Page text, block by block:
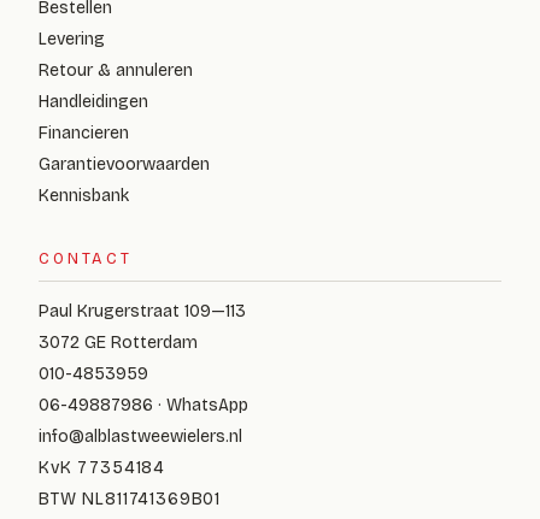
Bestellen
Levering
Retour & annuleren
Handleidingen
Financieren
Garantievoorwaarden
Kennisbank
CONTACT
Paul Krugerstraat 109—113
3072 GE Rotterdam
010-4853959
06-49887986 · WhatsApp
info@alblastweewielers.nl
KvK 77354184
BTW NL811741369B01